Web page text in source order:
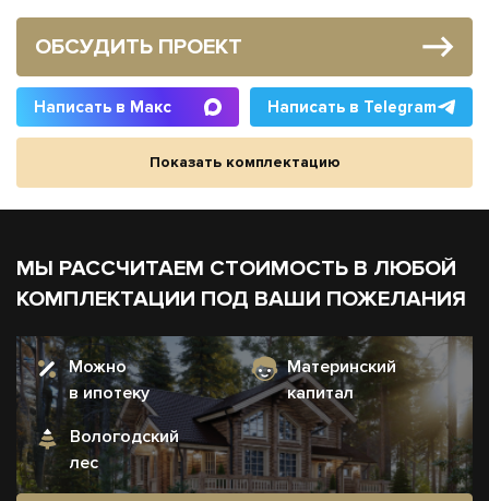
ОБСУДИТЬ ПРОЕКТ
Написать в Макс Написать в Telegram
Показать комплектацию
МЫ РАССЧИТАЕМ СТОИМОСТЬ В ЛЮБОЙ
КОМПЛЕКТАЦИИ ПОД ВАШИ ПОЖЕЛАНИЯ
Можно
в ипотеку
Материнский
капитал
Вологодский
лес